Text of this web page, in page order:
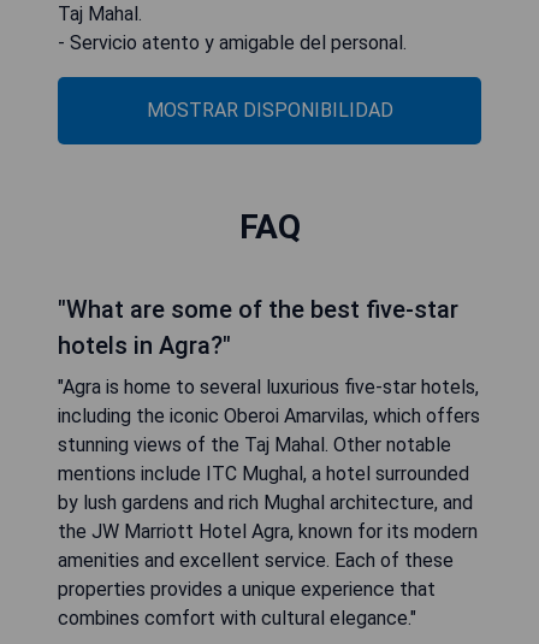
Taj Mahal.
- Servicio atento y amigable del personal.
MOSTRAR DISPONIBILIDAD
FAQ
"What are some of the best five-star
hotels in Agra?"
"Agra is home to several luxurious five-star hotels,
including the iconic Oberoi Amarvilas, which offers
stunning views of the Taj Mahal. Other notable
mentions include ITC Mughal, a hotel surrounded
by lush gardens and rich Mughal architecture, and
the JW Marriott Hotel Agra, known for its modern
amenities and excellent service. Each of these
properties provides a unique experience that
combines comfort with cultural elegance."